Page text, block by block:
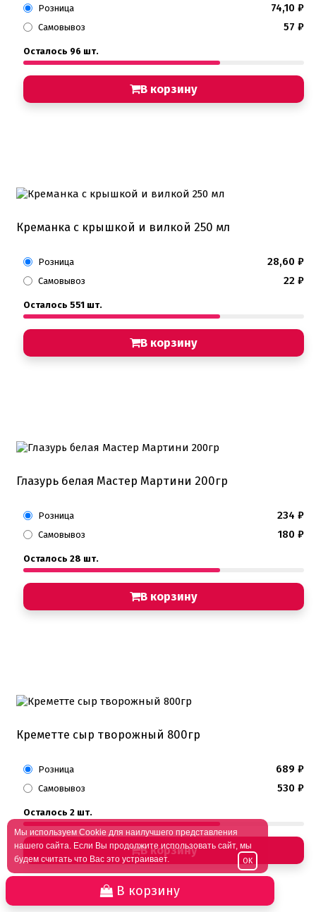
В корзину
Розница 74,10 ₽
Самовывоз 57 ₽
Осталось 96 шт.
В корзину
Креманка с крышкой и вилкой 250 мл
Розница 28,60 ₽
Самовывоз 22 ₽
Осталось 551 шт.
В корзину
Глазурь белая Мастер Мартини 200гр
Розница 234 ₽
Самовывоз 180 ₽
Осталось 28 шт.
В корзину
Креметте сыр творожный 800гр
Розница 689 ₽
Самовывоз 530 ₽
Осталось 2 шт.
В корзину
Мы используем Cookie для наилучшего представления
нашего сайта. Если Вы продолжите использовать сайт, мы
будем считать что Вас это устраивает.
OK